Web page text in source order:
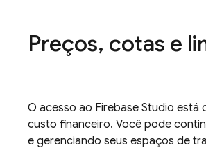
Preços, cotas e
O acesso ao Firebase Studio está
custo financeiro. Você pode
e gerenciando seus espaços de